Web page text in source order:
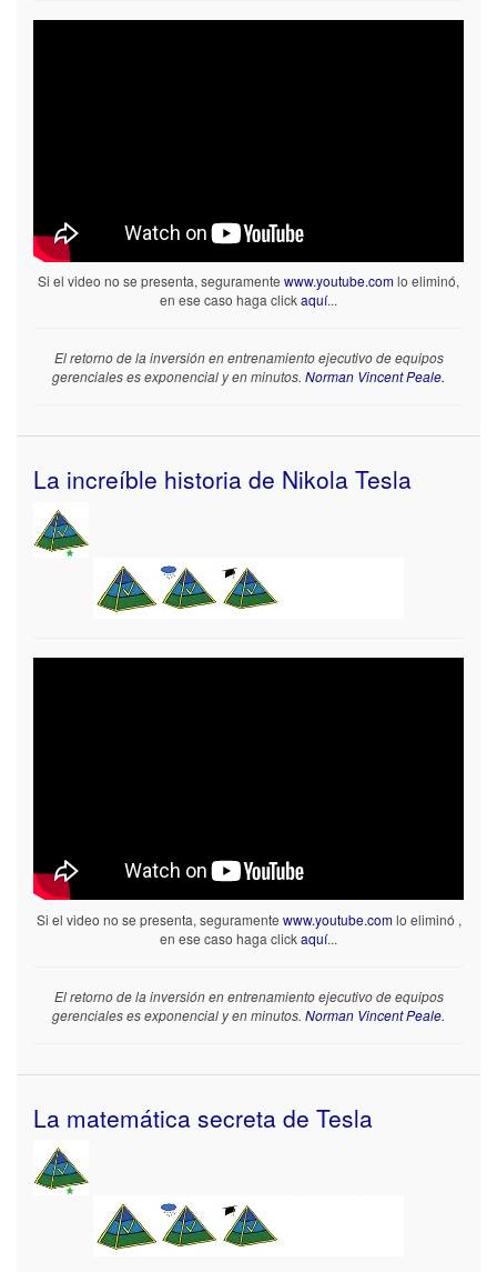
Si el video no se presenta, seguramente www.youtube.comlo eliminó,
en ese caso haga clickaquí...
El retorno de la inversión en entrenamiento ejecutivo de equipos
gerenciales es exponencial y en minutos. Norman Vincent Peale.
La increíble historia de Nikola Tesla
Si el video no se presenta, seguramente www.youtube.comlo eliminó ,
en ese caso haga clickaquí...
El retorno de la inversión en entrenamiento ejecutivo de equipos
gerenciales es exponencial y en minutos. Norman Vincent Peale.
La matemática secreta de Tesla